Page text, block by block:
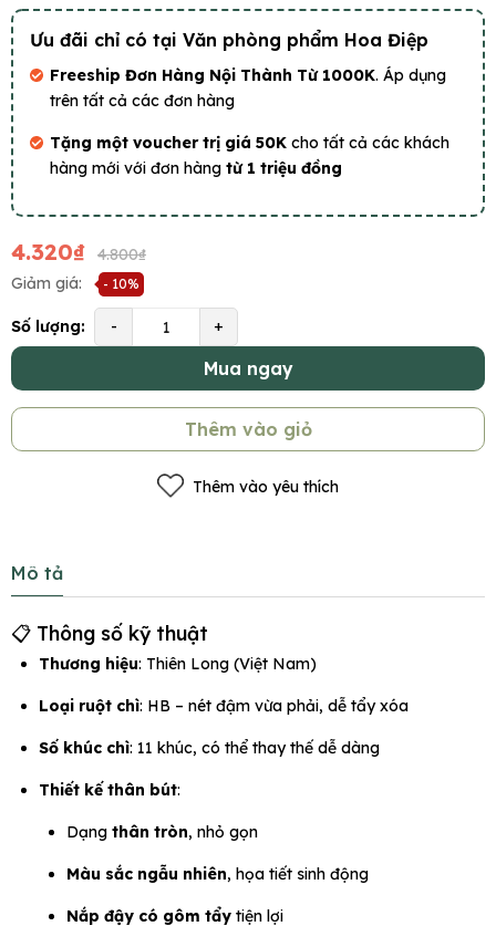
Ưu đãi chỉ có tại Văn phòng phẩm Hoa Điệp
Freeship Đơn Hàng Nội Thành Từ 1000K. Áp dụng
trên tất cả các đơn hàng
Tặng một voucher trị giá 50K cho tất cả các khách
hàng mới với đơn hàng từ 1 triệu đồng
4.320₫
4.800₫
Giảm giá:
- 10%
Số lượng: - +
Mua ngay
Thêm vào giỏ
Thêm vào yêu thích
Mô tả
📋 Thông số kỹ thuật
Thương hiệu: Thiên Long (Việt Nam)
Loại ruột chì: HB – nét đậm vừa phải, dễ tẩy xóa
Số khúc chì: 11 khúc, có thể thay thế dễ dàng
Thiết kế thân bút:
Dạng thân tròn, nhỏ gọn
Màu sắc ngẫu nhiên, họa tiết sinh động
Nắp đậy có gôm tẩy tiện lợi